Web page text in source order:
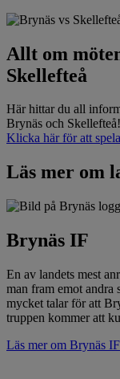
Allt om
Skellefteå
Här hittar du all
Brynäs och Skellefteå!
Klicka här för att spela
Läs mer om
Brynäs IF
En av landets mest
man fram emot andra
mycket talar för att
truppen kommer att
Läs mer om Brynäs IF